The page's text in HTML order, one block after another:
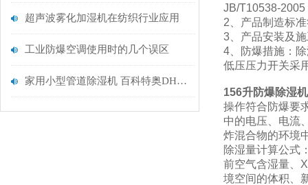
超声波雾化加湿机在纺织行业应用
工业防爆空调使用时的几个误区
家用小型管道除湿机 百科特奥DH-838D 除湿量38升/天
JB/T10538-
2、产品制造标
3、产品安装及
4、防爆措施：
低压压力开关采
156升防爆除湿机
操作符合防爆要
中的电压、电流
炸混合物的环境
除湿量计算公式
前空气含湿量、
境空间的体积、